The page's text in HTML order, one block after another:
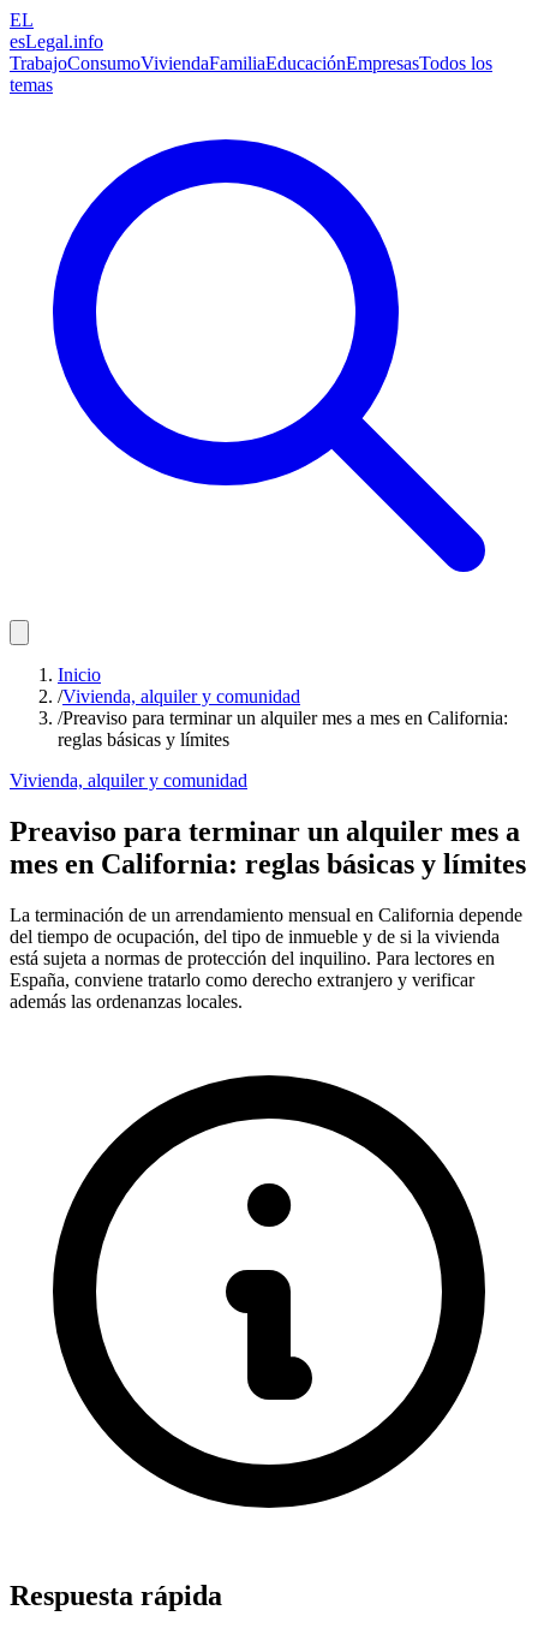
EL
esLegal.info
TrabajoConsumoViviendaFamiliaEducaciónEmpresasTodos los
temas
Inicio
/Vivienda, alquiler y comunidad
/Preaviso para terminar un alquiler mes a mes en California:
reglas básicas y límites
Vivienda, alquiler y comunidad
Preaviso para terminar un alquiler mes a
mes en California: reglas básicas y límites
La terminación de un arrendamiento mensual en California depende
del tiempo de ocupación, del tipo de inmueble y de si la vivienda
está sujeta a normas de protección del inquilino. Para lectores en
España, conviene tratarlo como derecho extranjero y verificar
además las ordenanzas locales.
Respuesta rápida